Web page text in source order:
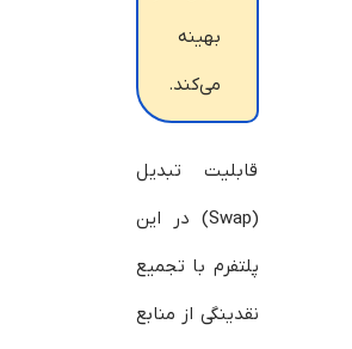
بهینه
می‌کند.
قابلیت تبدیل
(Swap) در این
پلتفرم با تجمیع
نقدینگی از منابع